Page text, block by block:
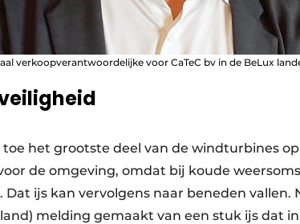
verkoopverantwoordelijke voor CaTeC bv in de BeLux
het grootste deel van de windturbines
de omgeving, omdat bij koude
ijs kan vervolgens naar beneden vallen.
melding gemaakt van een stuk ijs dat